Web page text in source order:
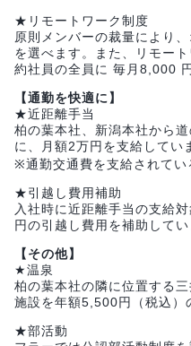
★リモートワーク制度
原則メンバーの裁量により
を選べます。また、リモー
約社員の全員に 毎月8,000
【通勤を快適に】
★近距離手当
柏の葉本社、新潟本社から
に、月額2万円を支給してい
※通勤交通費を支給されてい
★引越し費用補助
入社時に近距離手当の支給
円の引越し費用を補助してい
【その他】
★温泉
柏の葉本社の隣に位置する
施設を年額5,500円（税込）
★部活動